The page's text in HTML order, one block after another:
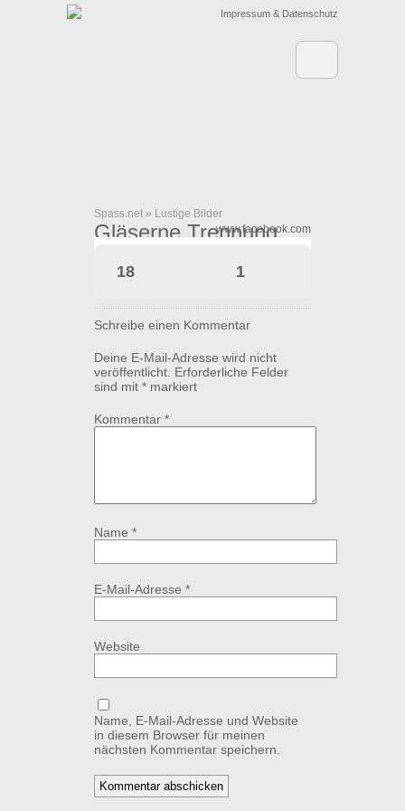
Impressum & Datenschutz
Spass.net » Lustige Bilder
Gläserne Trennung
www.facebook.com
18 1
Schreibe einen Kommentar
Deine E-Mail-Adresse wird nicht
veröffentlicht. Erforderliche Felder
sind mit * markiert
Kommentar *
Name *
E-Mail-Adresse *
Website
Name, E-Mail-Adresse und Website
in diesem Browser für meinen
nächsten Kommentar speichern.